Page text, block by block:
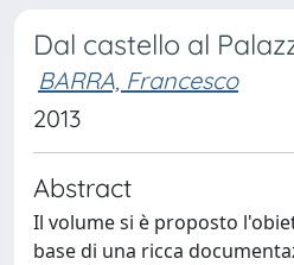
Dal castello al
BARRA, Francesco
2013
Abstract
Il volume si è proposto
base di una ricca